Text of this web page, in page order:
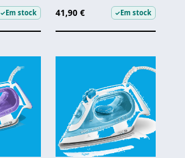
✓Em stock 41,90 € ✓Em stock